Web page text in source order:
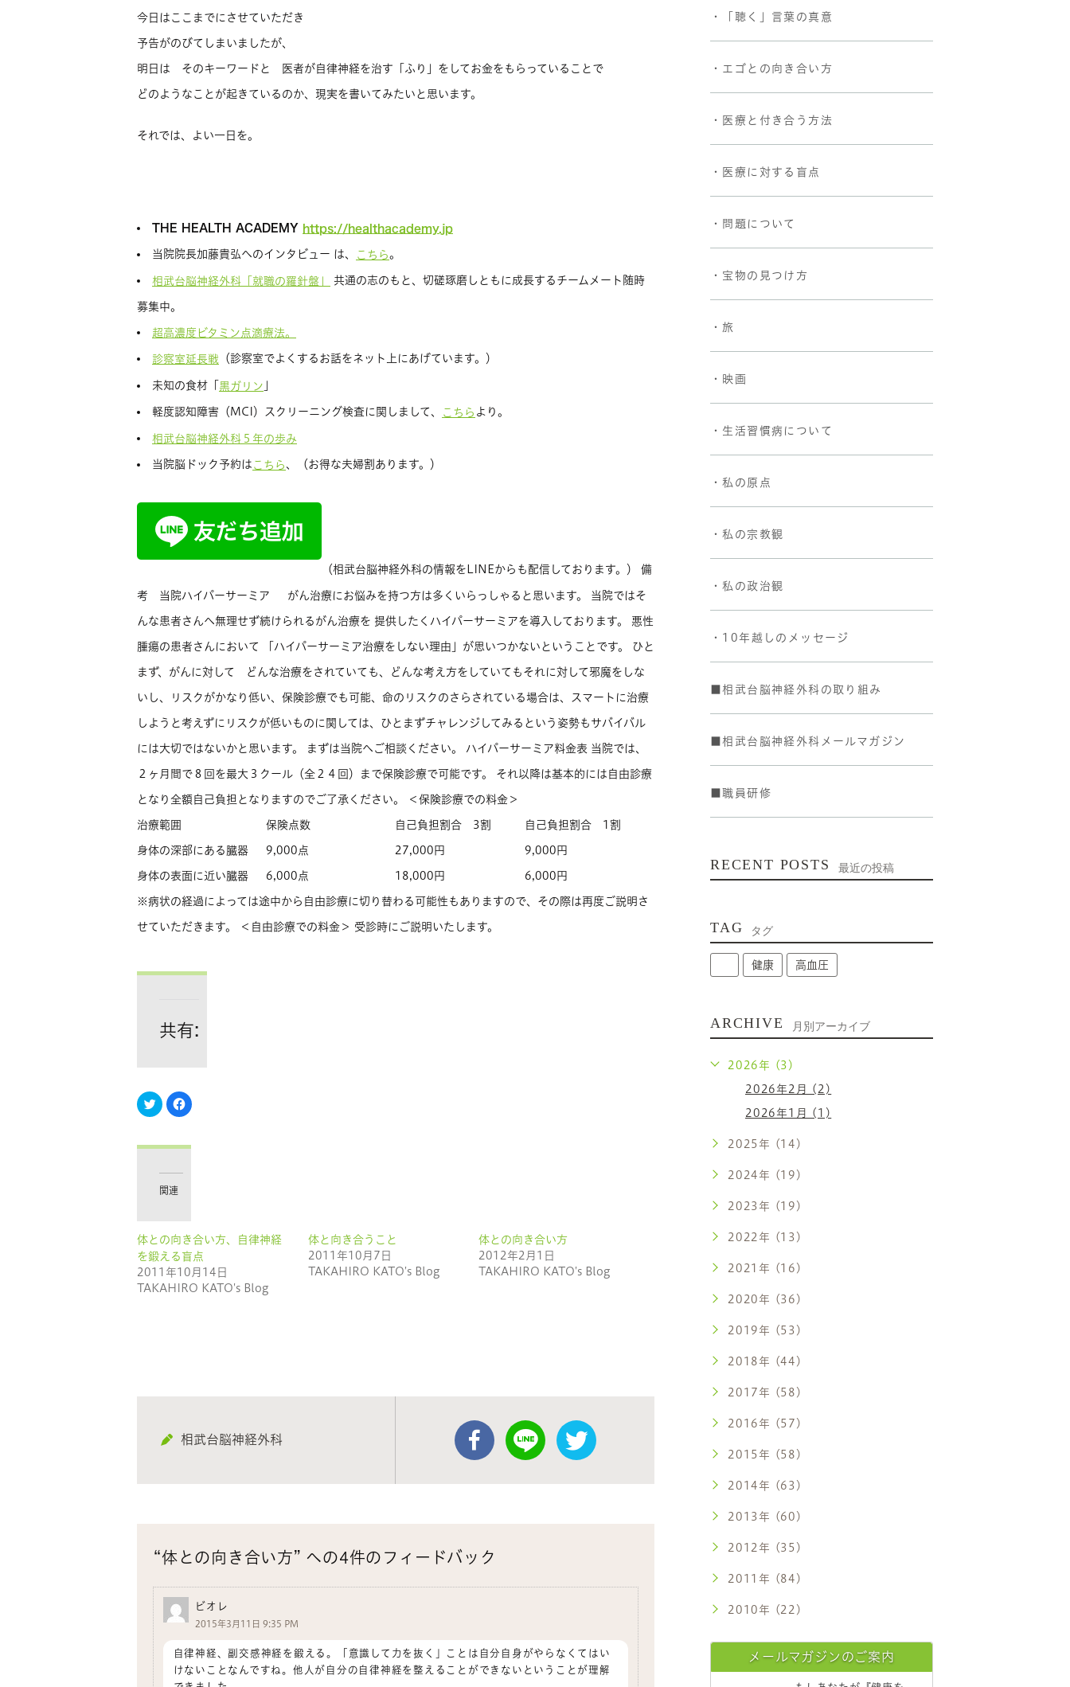
今日はここまでにさせていただき
予告がのびてしまいましたが、
明日は そのキーワードと 医者が自律神経を治す「ふり」をしてお金をもらっていることで
どのようなことが起きているのか、現実を書いてみたいと思います。
それでは、よい一日を。
THE HEALTH ACADEMY https://healthacademy.jp
当院院長加藤貴弘へのインタビュー は、 こちら 。
相武台脳神経外科「就職の羅針盤」 共通の志のもと、切磋琢磨しともに成長するチームメート随時
募集中。
超高濃度ビタミン点滴療法。
診察室延長戦 （診察室でよくするお話をネット上にあげています。）
未知の食材「 黒ガリン 」
軽度認知障害（MCI）スクリーニング検査に関しまして、 こちら より。
相武台脳神経外科５年の歩み
当院脳ドック予約は こちら、（お得な夫婦割あります。）
（相武台脳神経外科の情報をLINEからも配信しております。） 備
考 当院ハイパーサーミア がん治療にお悩みを持つ方は多くいらっしゃると思います。 当院ではそ
んな患者さんへ無理せず続けられるがん治療を 提供したくハイパーサーミアを導入しております。 悪性
腫瘍の患者さんにおいて 「ハイパーサーミア治療をしない理由」が思いつかないということです。 ひと
まず、がんに対して どんな治療をされていても、どんな考え方をしていてもそれに対して邪魔をしな
いし、リスクがかなり低い、保険診療でも可能、命のリスクのさらされている場合は、スマートに治療
しようと考えずにリスクが低いものに関しては、ひとまずチャレンジしてみるという姿勢もサバイバル
には大切ではないかと思います。 まずは当院へご相談ください。 ハイパーサーミア料金表 当院では、
２ヶ月間で８回を最大３クール（全２４回）まで保険診療で可能です。 それ以降は基本的には自由診療
となり全額自己負担となりますのでご了承ください。 ＜保険診療での料金＞
治療範囲 保険点数 自己負担割合 3割 自己負担割合 1割
身体の深部にある臓器 9,000点 27,000円 9,000円
身体の表面に近い臓器 6,000点 18,000円 6,000円
※病状の経過によっては途中から自由診療に切り替わる可能性もありますので、その際は再度ご説明さ
せていただきます。 ＜自由診療での料金＞ 受診時にご説明いたします。
共有:
ク
リ
て
共
有
(新
ィ
ン
ド
ウ
で
開
き
Facebook
で
る
く
だ
さ
い
(新
し
い
関連
体との向き合い方、自律神経
を鍛える盲点
2011年10月14日
TAKAHIRO KATO's Blog
体と向き合うこと
2011年10月7日
TAKAHIRO KATO's Blog
体との向き合い方
2012年2月1日
TAKAHIRO KATO's Blog
相武台脳神経外科
“体との向き合い方” への4件のフィードバック
ビオレ
2015年3月11日 9:35 PM
自律神経、副交感神経を鍛える。「意識して力を抜く」ことは自分自身がやらなくてはい
けないことなんですね。他人が自分の自律神経を整えることができないということが理解
・「聴く」言葉の真意
・エゴとの向き合い方
・医療と付き合う方法
・医療に対する盲点
・問題について
・宝物の見つけ方
・旅
・映画
・生活習慣病について
・私の原点
・私の宗教観
・私の政治観
・10年越しのメッセージ
■相武台脳神経外科の取り組み
■相武台脳神経外科メールマガジン
■職員研修
RECENT POSTS 最近の投稿
TAG タグ
健康 高血圧
ARCHIVE 月別アーカイブ
2026年 (3)
2026年2月 (2)
2026年1月 (1)
2025年 (14)
2024年 (19)
2023年 (19)
2022年 (13)
2021年 (16)
2020年 (36)
2019年 (53)
2018年 (44)
2017年 (58)
2016年 (57)
2015年 (58)
2014年 (63)
2013年 (60)
2012年 (35)
2011年 (84)
2010年 (22)
メールマガジンのご案内